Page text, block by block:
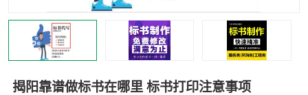
揭阳靠谱做标书在哪里 标书打印注意事项